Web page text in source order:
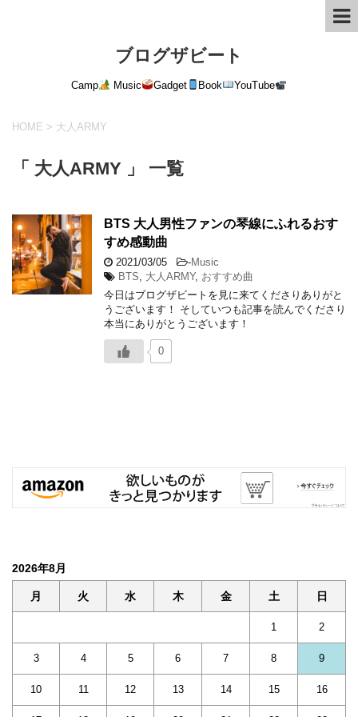
ブログザビート
Camp Music Gadget Book YouTube
HOME > 大人ARMY
「 大人ARMY 」 一覧
BTS 大人男性ファンの琴線にふれるおす
すめ感動曲
2021/03/05 -Music
BTS
大人ARMY, おすすめ曲
今日はブログザビートを見に来てくださりありがと
うございます！ そしていつも記事を読んでくださり
本当にありがとうございます！
0
2026年8月
月 火 水 木 金 土 日
1 2
3 4 5 6 7 8 9
10 11 12 13 14 15 16